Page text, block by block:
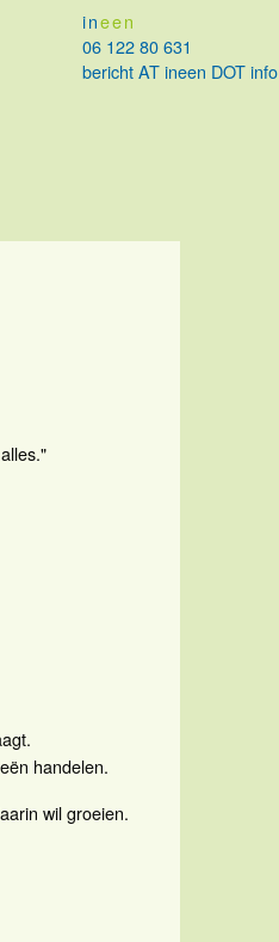
ineen
06 122 80 631
bericht AT ineen DOT info
handelen.
wil groeien.